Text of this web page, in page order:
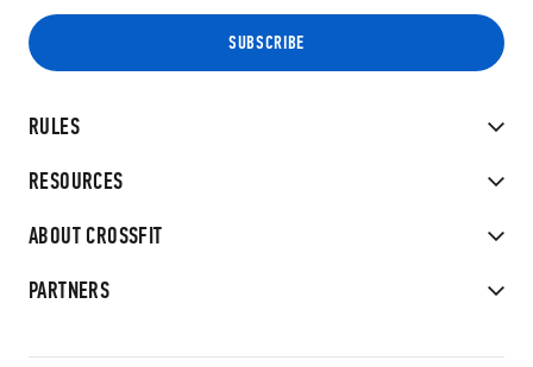
RULES
RESOURCES
ABOUT CROSSFIT
PARTNERS